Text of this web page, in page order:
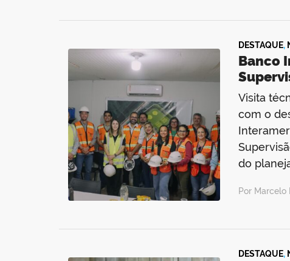
DESTAQUE,
Banco
Visita
com o
do
Por
DESTAQUE,